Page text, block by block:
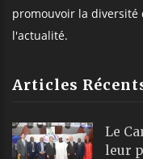
promouvoir la
l'actualité.
Articles
Le
leur